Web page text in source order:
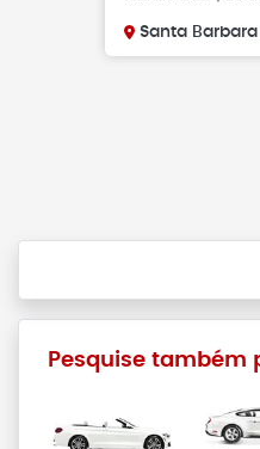
Santa Barbara
Pesquise também